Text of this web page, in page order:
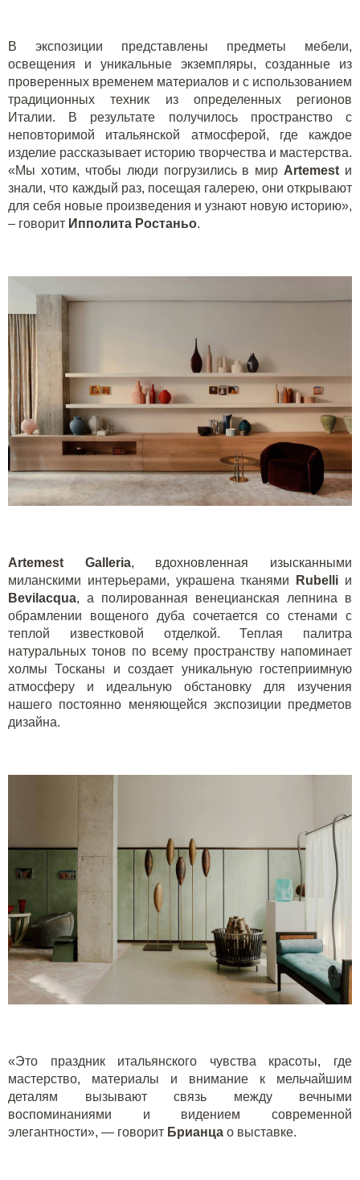
В экспозиции представлены предметы мебели,
освещения и уникальные экземпляры, созданные из
проверенных временем материалов и с использованием
традиционных техник из определенных регионов
Италии. В результате получилось пространство с
неповторимой итальянской атмосферой, где каждое
изделие рассказывает историю творчества и мастерства.
«Мы хотим, чтобы люди погрузились в мир Artemest и
знали, что каждый раз, посещая галерею, они открывают
для себя новые произведения и узнают новую историю»,
– говорит Ипполита Ростаньо.
Artemest Galleria, вдохновленная изысканными
миланскими интерьерами, украшена тканями
Rubelli и
Bevilacqua, а полированная венецианская лепнина в
обрамлении вощеного дуба сочетается со стенами с
теплой известковой отделкой. Теплая палитра
натуральных тонов по всему пространству напоминает
холмы Тосканы и создает уникальную гостеприимную
атмосферу и идеальную обстановку для изучения
нашего постоянно меняющейся экспозиции предметов
дизайна.
«Это праздник итальянского чувства красоты, где
мастерство, материалы и внимание к мельчайшим
деталям вызывают связь между вечными
воспоминаниями и видением современной
элегантности», — говорит Брианца о выставке.